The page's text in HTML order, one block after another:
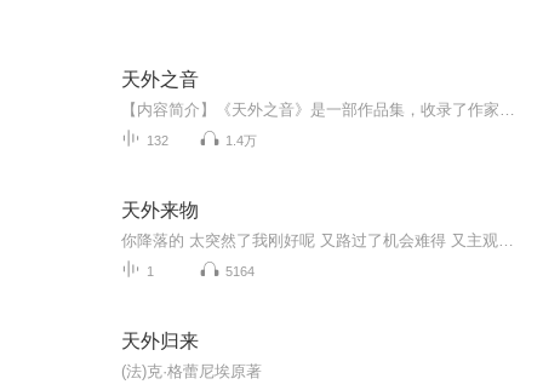
天外之音
132 1.4万
天外来物
1 5164
天外归来
(法)克·格蕾尼埃原著